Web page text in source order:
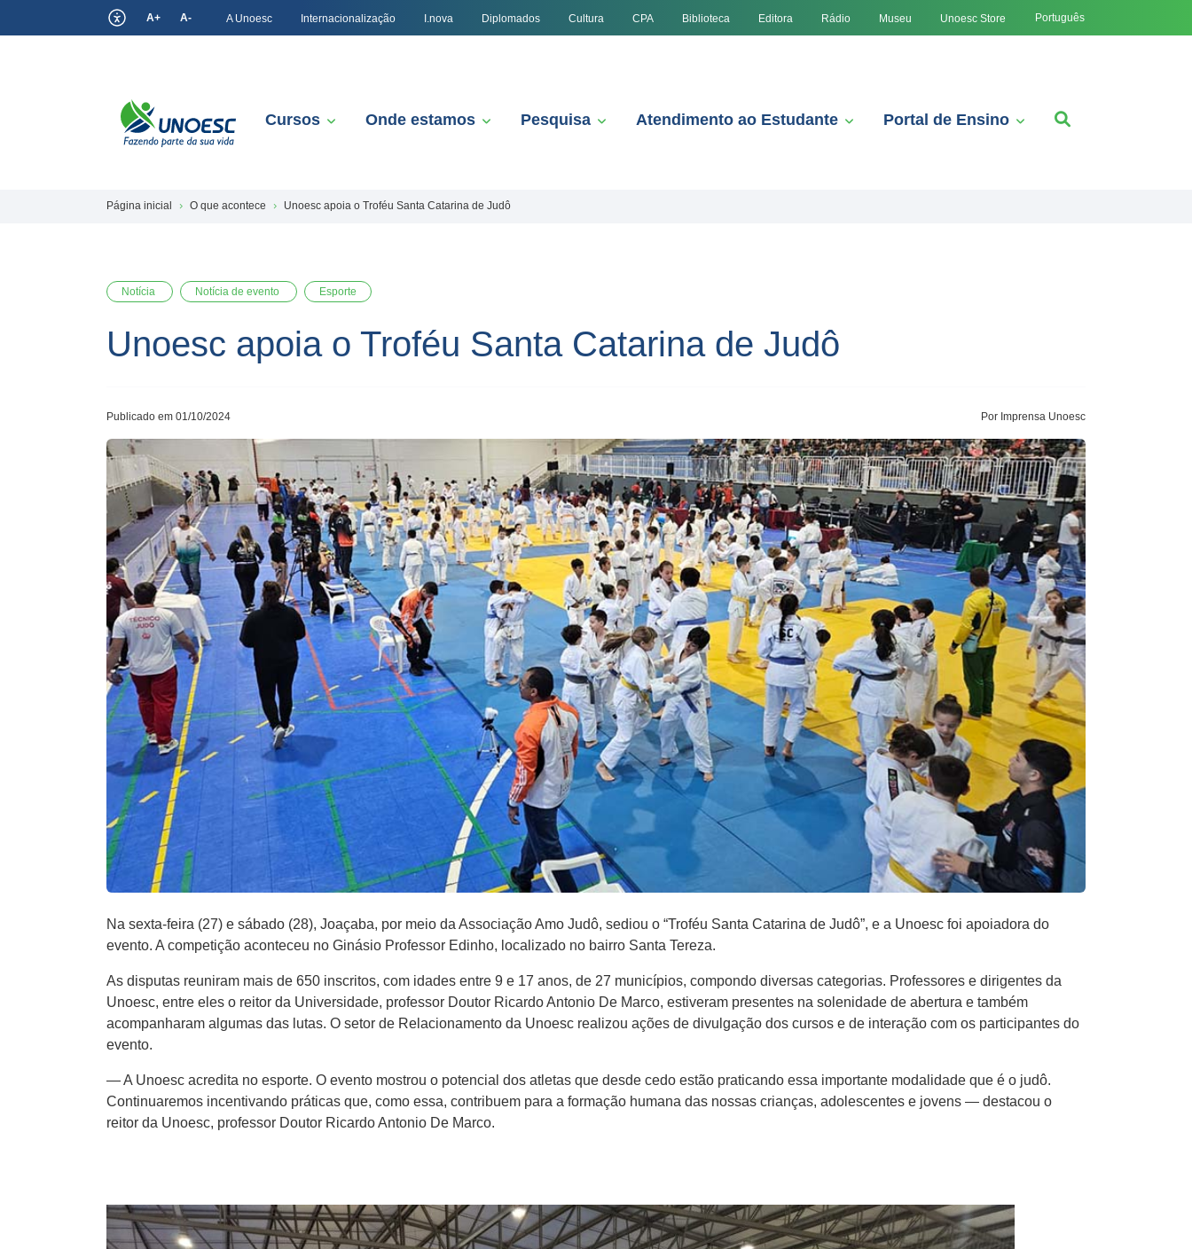
A+ A- A Unoesc Internacionalização I.nova Diplomados Cultura CPA Biblioteca Editora Rádio Museu Unoesc Store Português
Cursos Onde estamos Pesquisa Atendimento ao Estudante Portal de Ensino
Página inicial O que acontece Unoesc apoia o Troféu Santa Catarina de Judô
Notícia Notícia de evento Esporte
Unoesc apoia o Troféu Santa Catarina de Judô
Publicado em 01/10/2024 Por Imprensa Unoesc
Na sexta-feira (27) e sábado (28), Joaçaba, por meio da Associação Amo Judô, sediou o “Troféu Santa Catarina de Judô”, e a Unoesc foi apoiadora do
evento. A competição aconteceu no Ginásio Professor Edinho, localizado no bairro Santa Tereza.
As disputas reuniram mais de 650 inscritos, com idades entre 9 e 17 anos, de 27 municípios, compondo diversas categorias. Professores e dirigentes da
Unoesc, entre eles o reitor da Universidade, professor Doutor Ricardo Antonio De Marco, estiveram presentes na solenidade de abertura e também
acompanharam algumas das lutas. O setor de Relacionamento da Unoesc realizou ações de divulgação dos cursos e de interação com os participantes do
evento.
— A Unoesc acredita no esporte. O evento mostrou o potencial dos atletas que desde cedo estão praticando essa importante modalidade que é o judô.
Continuaremos incentivando práticas que, como essa, contribuem para a formação humana das nossas crianças, adolescentes e jovens — destacou o
reitor da Unoesc, professor Doutor Ricardo Antonio De Marco.